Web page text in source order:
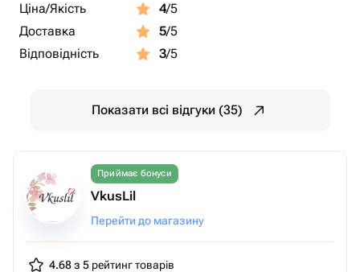
Ціна/Якість
4/5
Доставка
5/5
Відповідність
3/5
Показати всі відгуки (35)
Приймає бонуси
VkusLil
Перейти до магазину
4.68 з 5 рейтинг товарів